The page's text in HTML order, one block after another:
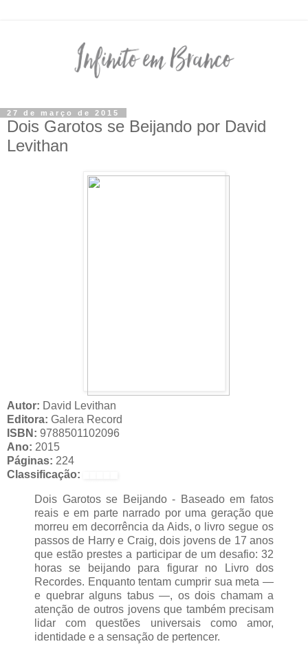
27 de março de 2015
Dois Garotos se Beijando por David
Levithan
Autor: David Levithan
Editora: Galera Record
ISBN: 9788501102096
Ano: 2015
Páginas: 224
Classificação:
Dois Garotos se Beijando - Baseado em fatos
reais e em parte narrado por uma geração que
morreu em decorrência da Aids, o livro segue os
passos de Harry e Craig, dois jovens de 17 anos
que estão prestes a participar de um desafio: 32
horas se beijando para figurar no Livro dos
Recordes. Enquanto tentam cumprir sua meta —
e quebrar alguns tabus —, os dois chamam a
atenção de outros jovens que também precisam
lidar com questões universais como amor,
identidade e a sensação de pertencer.